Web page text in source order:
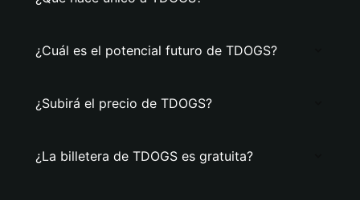
¿Cuál es el potencial futuro de TDOGS?
¿Subirá el precio de TDOGS?
¿La billetera de TDOGS es gratuita?